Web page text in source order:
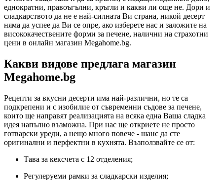
еднократни, правоъгълни, кръгли и какви ли още не. Дори и
сладкарството да не е най-силната Ви страна, никой десерт
няма да успее да Ви се опре, ако изберете нас и заложите на
висококачествените форми за печене, налични на страхотни
цени в онлайн магазин Megahome.bg.
Какви видове предлага магазин
Megahome.bg
Рецепти за вкусни десерти има най-различни, но те са
подкрепени и с изобилие от съвременни съдове за печене,
които ще направят реализацията на всяка една Ваша сладка
идея напълно възможна. При нас ще откриете не просто
готварски уреди, а нещо много повече - шанс да сте
оригинални и перфектни в кухнята. Възползвайте се от:
Тава за кексчета с 12 отделения;
Регулеруеми рамки за сладкарски изделия;